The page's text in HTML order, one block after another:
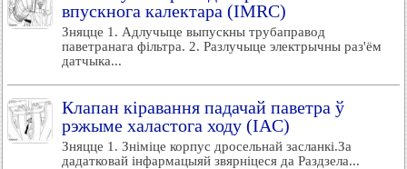
впускнога калектара (IMRC)
Зняцце 1. Адлучыце выпускны трубаправод
паветранага фільтра. 2. Разлучыце электрычны раз'ём
датчыка...
Клапан кіравання падачай паветра ў
рэжыме халастога ходу (IAC)
Зняцце 1. Зніміце корпус дросельнай засланкі.За
дадатковай інфармацыяй звярніцеся да Раздзела...